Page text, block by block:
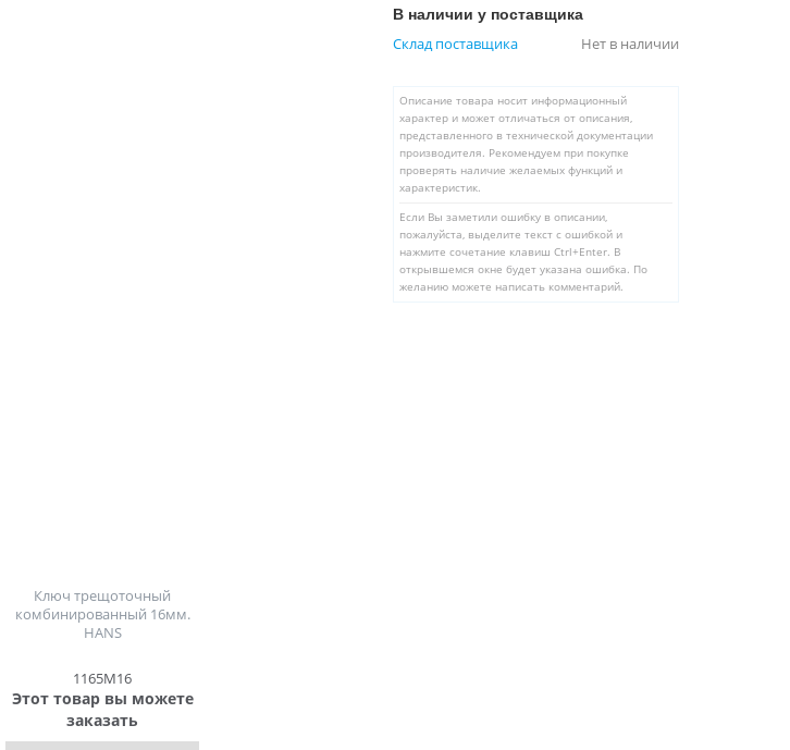
В наличии у поставщика
Склад поставщика Нет в наличии
Описание товара носит информационный
характер и может отличаться от описания,
представленного в технической документации
производителя. Рекомендуем при покупке
проверять наличие желаемых функций и
характеристик.
Если Вы заметили ошибку в описании,
пожалуйста, выделите текст с ошибкой и
нажмите сочетание клавиш Ctrl+Enter. В
открывшемся окне будет указана ошибка. По
желанию можете написать комментарий.
Ключ трещоточный
комбинированный 16мм.
HANS
1165M16
Этот товар вы можете
заказать